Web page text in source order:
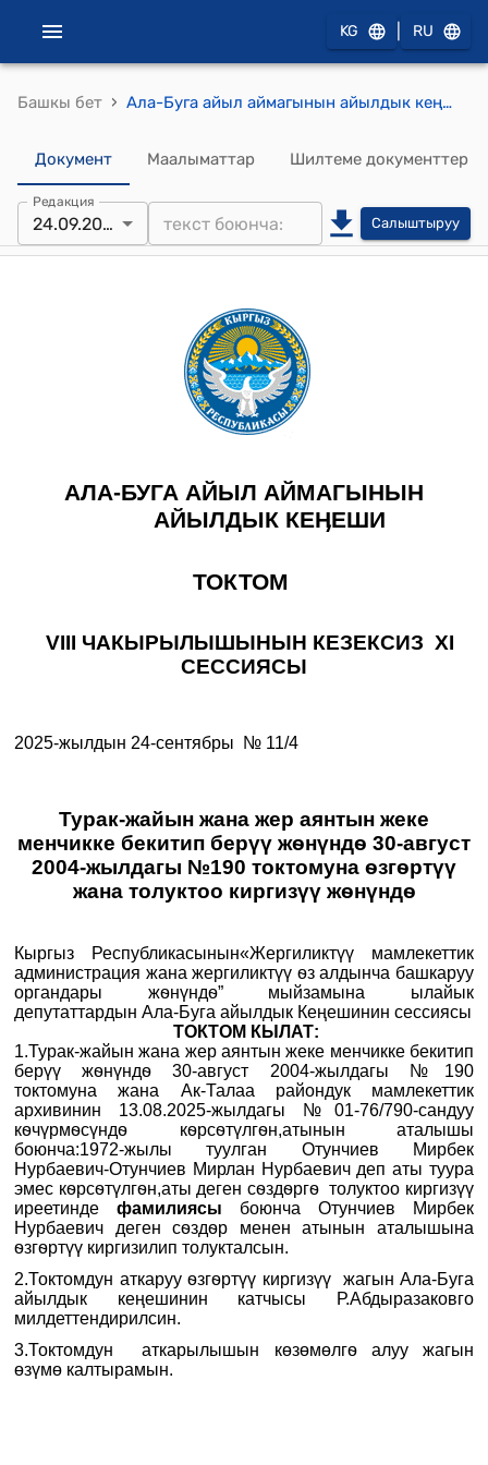
KG RU
Башкы бет › Ала-Буга айыл аймагынын айылдык кеңешинин 2025-жылдын 24-сентябрындагы № 11/4 "Турак-жайын жана жер аянтын жеке менчикке бекитип берүү жѳнүндѳ 30-август 2004-жылдагы №190 токтомуна ѳзгѳртүү жана толуктоо киргизүү жѳнүндѳ" Токтому
Документ Маалыматтар Шилтеме документтер
Редакция
24.09.2025 Салыштыруу